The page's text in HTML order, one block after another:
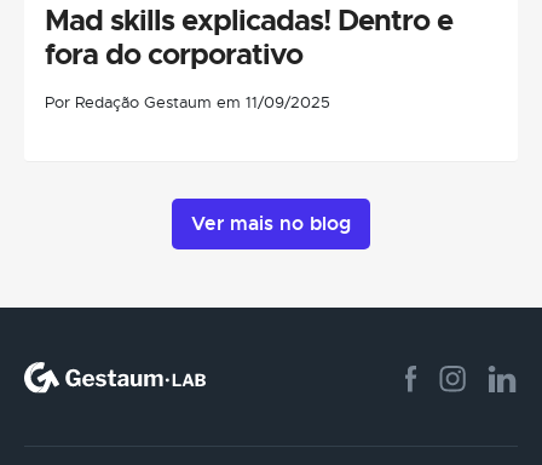
Mad skills explicadas! Dentro e
fora do corporativo
Por Redação Gestaum em 11/09/2025
Ver mais no blog